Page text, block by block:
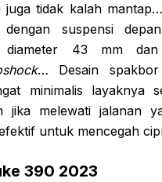
juga tidak kalah
suspensi
43 mm dan
… Desain spakbor
minimalis layaknya
jika melewati jalanan
untuk mencegah
390 2023